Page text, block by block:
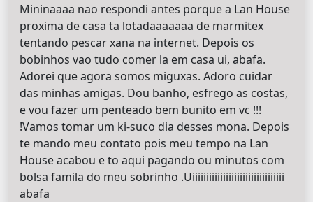
Mininaaaa nao respondi antes porque a Lan House
proxima de casa ta lotadaaaaaaa de marmitex
tentando pescar xana na internet. Depois os
bobinhos vao tudo comer la em casa ui, abafa.
Adorei que agora somos miguxas. Adoro cuidar
das minhas amigas. Dou banho, esfrego as costas,
e vou fazer um penteado bem bunito em vc !!!
!Vamos tomar um ki-suco dia desses mona. Depois
te mando meu contato pois meu tempo na Lan
House acabou e to aqui pagando ou minutos com
bolsa famila do meu sobrinho .Uiiiiiiiiiiiiiiiiiiiiiiiiiiiiiiiii
abafa